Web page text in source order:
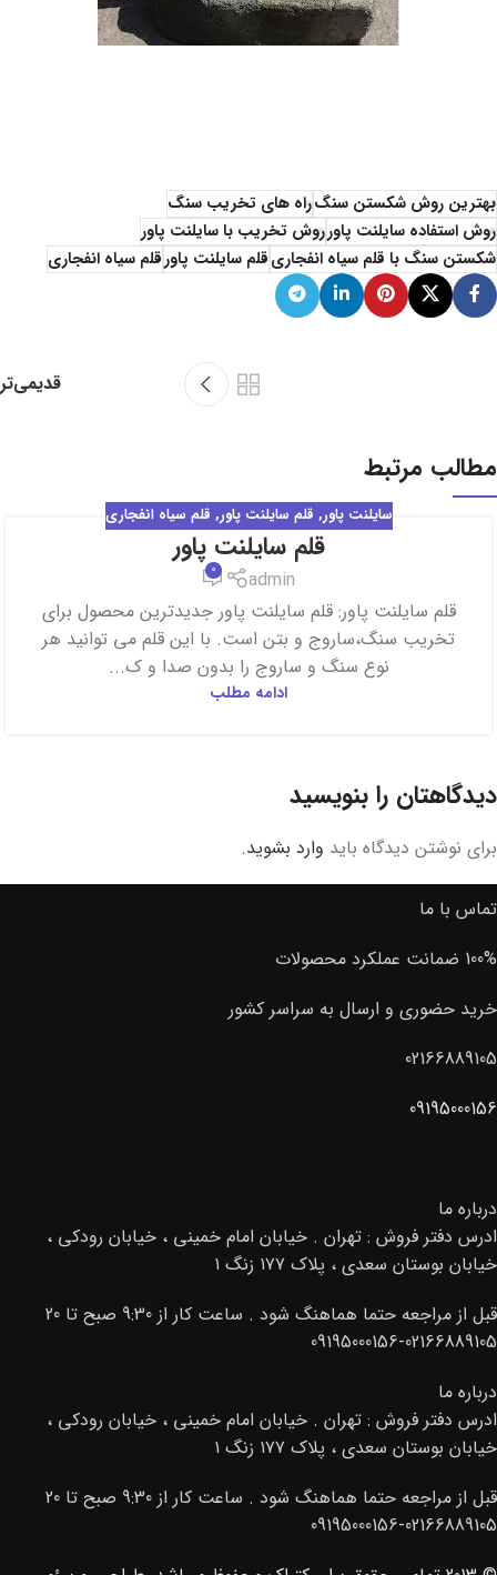
بهترین روش شکستن سنگراه های تخریب سنگ
روش استفاده سایلنت پاورروش تخریب با سایلنت پاور
شکستن سنگ با قلم سیاه انفجاریقلم سایلنت پاورقلم سیاه انفجاری
قدیمی‌تر
مطالب مرتبط
سایلنت پاور, قلم سایلنت پاور, قلم سیاه انفجاری
قلم سایلنت پاور
admin
0
قلم سایلنت پاور: قلم سایلنت پاور جدیدترین محصول برای
تخریب سنگ،ساروج و بتن است. با این قلم می توانید هر
نوع سنگ و ساروج را بدون صدا و ک...
ادامه مطلب
دیدگاهتان را بنویسید
برای نوشتن دیدگاه باید وارد بشوید.
تماس با ما
100% ضمانت عملکرد محصولات
خرید حضوری و ارسال به سراسر کشور
02166889105
09195000156
درباره ما
ادرس دفتر فروش : تهران . خیابان امام خمینی ، خیابان رودکی ،
خیابان بوستان سعدی ، پلاک ۱۷۷ زنگ ۱
قبل از مراجعه حتما هماهنگ شود . ساعت کار از 9:30 صبح تا 20
02166889105-09195000156
درباره ما
ادرس دفتر فروش : تهران . خیابان امام خمینی ، خیابان رودکی ،
خیابان بوستان سعدی ، پلاک ۱۷۷ زنگ ۱
قبل از مراجعه حتما هماهنگ شود . ساعت کار از 9:30 صبح تا 20
02166889105-09195000156